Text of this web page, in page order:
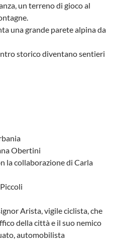
un terreno di gioco al
una grande parete alpina da
storico diventano sentieri
Obertini
la collaborazione di Carla
Arista, vigile ciclista, che
della città e il suo nemico
automobilista